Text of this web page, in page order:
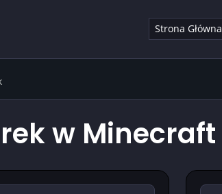
Strona Główna
w Minecraft